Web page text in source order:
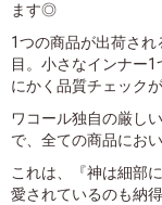
ます◎
1つの商品が出荷さ
目。小さなインナー
にかく品質チェック
ワコール独自の厳し
で、全ての商品にお
これは、『神は細部
愛されているのも納得